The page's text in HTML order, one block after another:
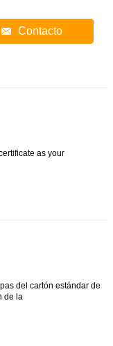
Contacto
as your
del cartón estándar de
de la